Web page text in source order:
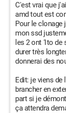
C'est vrai que
amd tout est
Pour le clonage
mon ssd
les 2 ont 1to
durer très
donnerai des
Edit: je viens de
brancher en
part si je
ça attendra